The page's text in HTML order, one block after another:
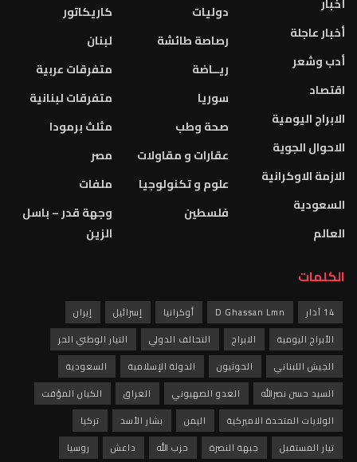
أخبار عاجلة
أدب وشعر
اقتصاد
الابراج اليومية
الاحوال الجوية
الازمة الاوكرانية
السعودية
العالم
دوليات
رصاصة طائشة
ريــاضة
سوريا
صحة وطب
عقارات و مقاولات
علوم و تكنولوجيا
فلسطين
كاريكاتور
لبنان
متفرقات عربية
متفرقات لبنانية
مثلث برمودا
مصر
ملفات
وجهة قدر – باسل
الزين
الكلمات
14 آذار D Ghassan Lmn أوكرانيا إسرائيل
إيران
الأبراج اليومية
الابراج التحالف الدولي
التيار الوطني الحر
الجيش اللبناني
الحوثيون الدولة الإسلامية
السعودية
السيد حسن نصرالله
العدو الصهيوني العراق
الكيان المؤقت
الولايات المتحدة الاميركية
اليمن بشار الأسد
تركيا
تيار المستقبل
جبهة النصرة حزب الله داعش روسيا